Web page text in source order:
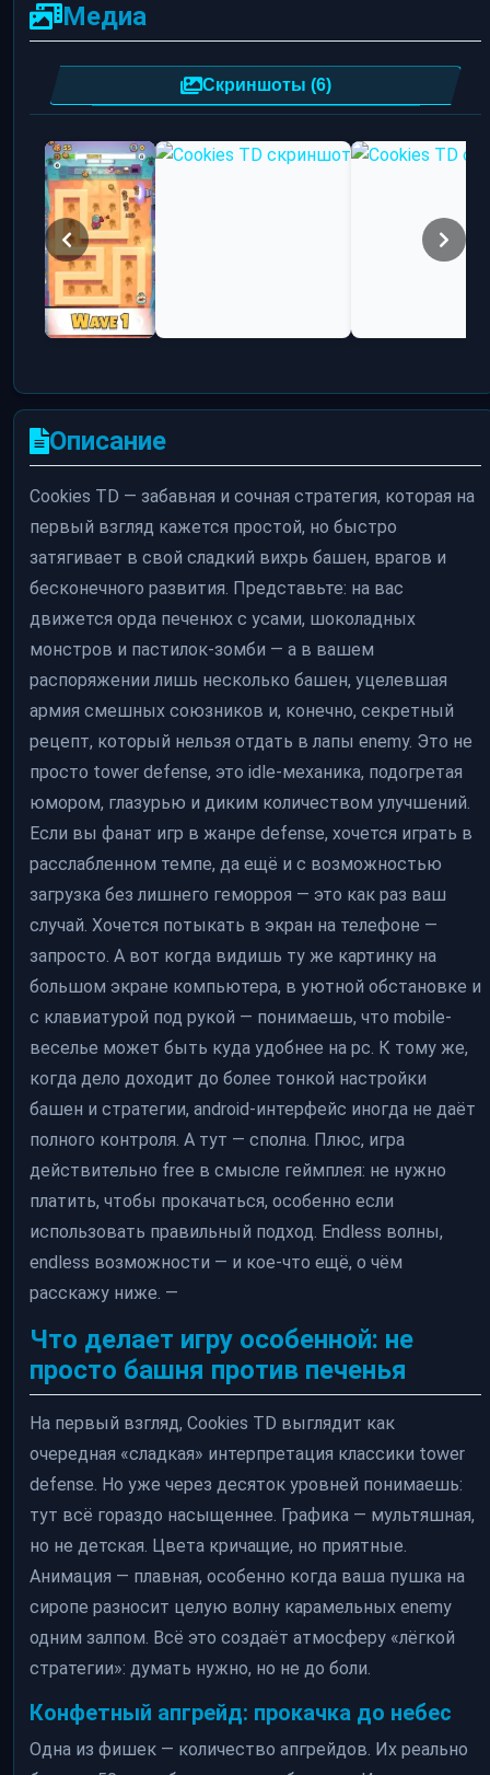
Медиа
Скриншоты (6)
Описание
Cookies TD — забавная и сочная стратегия, которая на
первый взгляд кажется простой, но быстро
затягивает в свой сладкий вихрь башен, врагов и
бесконечного развития. Представьте: на вас
движется орда печенюх с усами, шоколадных
монстров и пастилок-зомби — а в вашем
распоряжении лишь несколько башен, уцелевшая
армия смешных союзников и, конечно, секретный
рецепт, который нельзя отдать в лапы enemy. Это не
просто tower defense, это idle-механика, подогретая
юмором, глазурью и диким количеством улучшений.
Если вы фанат игр в жанре defense, хочется играть в
расслабленном темпе, да ещё и с возможностью
загрузка без лишнего геморроя — это как раз ваш
случай. Хочется потыкать в экран на телефоне —
запросто. А вот когда видишь ту же картинку на
большом экране компьютера, в уютной обстановке и
с клавиатурой под рукой — понимаешь, что mobile-
веселье может быть куда удобнее на pc. К тому же,
когда дело доходит до более тонкой настройки
башен и стратегии, android-интерфейс иногда не даёт
полного контроля. А тут — сполна. Плюс, игра
действительно free в смысле геймплея: не нужно
платить, чтобы прокачаться, особенно если
использовать правильный подход. Endless волны,
endless возможности — и кое-что ещё, о чём
расскажу ниже. —
Что делает игру особенной: не
просто башня против печенья
На первый взгляд, Cookies TD выглядит как
очередная «сладкая» интерпретация классики tower
defense. Но уже через десяток уровней понимаешь:
тут всё гораздо насыщеннее. Графика — мультяшная,
но не детская. Цвета кричащие, но приятные.
Анимация — плавная, особенно когда ваша пушка на
сиропе разносит целую волну карамельных enemy
одним залпом. Всё это создаёт атмосферу «лёгкой
стратегии»: думать нужно, но не до боли.
Конфетный апгрейд: прокачка до небес
Одна из фишек — количество апгрейдов. Их реально